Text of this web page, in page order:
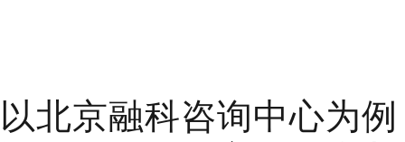
以北京融科咨询中心为